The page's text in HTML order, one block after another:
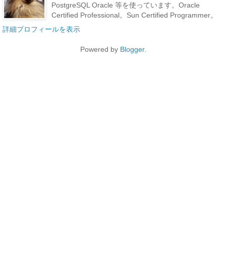
PostgreSQL Oracle 等を使っています。Oracle
Certified Professional。Sun Certified Programmer。
詳細プロフィールを表示
Powered by Blogger.